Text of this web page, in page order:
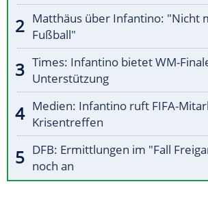
Matthäus über Infantino: "Nicht
Fußball"
Times: Infantino bietet WM-
Unterstützung
Medien: Infantino ruft FIFA-
Krisentreffen
DFB: Ermittlungen im "Fall
noch an